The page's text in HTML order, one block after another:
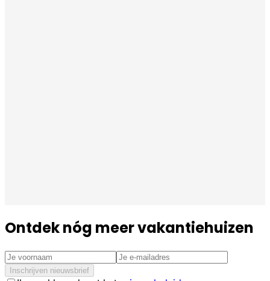
Ontdek nóg meer vakantiehuizen
Inschrijven nieuwsbrief